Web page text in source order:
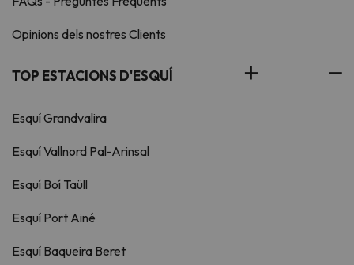
Opinions dels nostres Clients
TOP ESTACIONS D'ESQUÍ
Esquí Grandvalira
Esquí Vallnord Pal-Arinsal
Esquí Boí Taüll
Esquí Port Ainé
Esquí Baqueira Beret